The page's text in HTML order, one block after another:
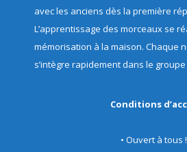
avec les anciens dès la première
L’apprentissage des morceaux se
mémorisation à la maison. Chaque
s’intègre rapidement dans le groupe
Conditions
• Ouvert à tous !